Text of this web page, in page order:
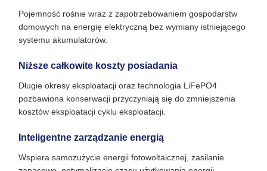
Pojemność rośnie wraz z zapotrzebowaniem gospodarstw
domowych na energię elektryczną bez wymiany istniejącego
systemu akumulatorów.
Niższe całkowite koszty posiadania
Długie okresy eksploatacji oraz technologia LiFePO4
pozbawiona konserwacji przyczyniają się do zmniejszenia
kosztów eksploatacji cyklu eksploatacji.
Inteligentne zarządzanie energią
Wspiera samozużycie energii fotowoltaicznej, zasilanie